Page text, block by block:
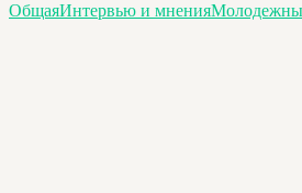
ОбщаяИнтервью и мнения